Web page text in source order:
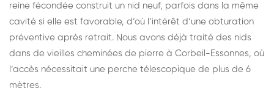
reine fécondée construit un nid neuf, parfois dans la même
cavité si elle est favorable, d’où l’intérêt d’une obturation
préventive après retrait. Nous avons déjà traité des nids
dans de vieilles cheminées de pierre à Corbeil-Essonnes, où
l’accès nécessitait une perche télescopique de plus de 6
mètres.